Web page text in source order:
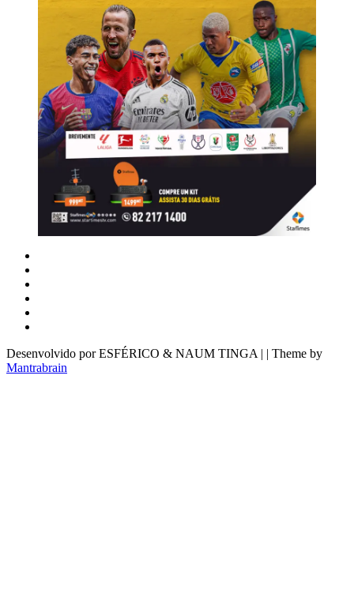
Desenvolvido por ESFÉRICO & NAUM TINGA | | Theme by
Mantrabrain